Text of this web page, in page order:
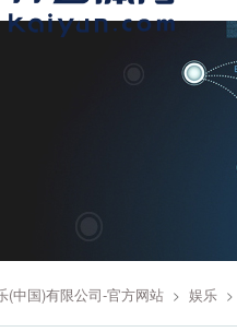
(中国)有限公司-官方网站 > 娱乐 >